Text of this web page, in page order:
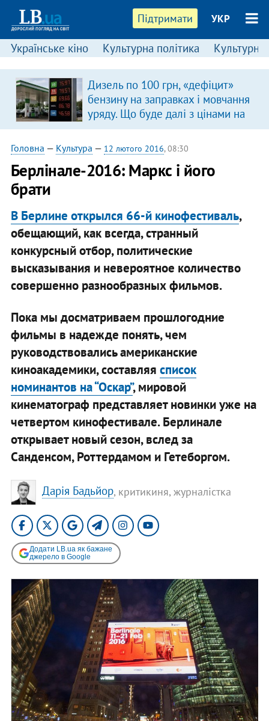
Підтримати УКР
Українське кіно Культурна політика Культурні
Дизель по 100 грн, «дефіцит»
бензину на заправках і мовчання
уряду. Що буде далі з цінами на
пальне?
Головна — Культура — 12 лютого 2016, 08:30
Берлінале-2016: Маркс і його
брати
В Берлине открылся 66-й кинофестиваль,
обещающий, как всегда, странный
конкурсный отбор, политические
высказывания и невероятное количество
совершенно разнообразных фильмов.
Пока мы досматриваем прошлогодние
фильмы в надежде понять, чем
руководствовались американские
киноакадемики, составляя список
номинантов на “Оскар”, мировой
кинематограф представляет новинки уже на
четвертом кинофестивале. Берлинале
открывает новый сезон, вслед за
Санденсом, Роттердамом и Гетеборгом.
Дарія Бадьйор, критикиня, журналістка
Додати LB.ua як бажане
джерело в Google